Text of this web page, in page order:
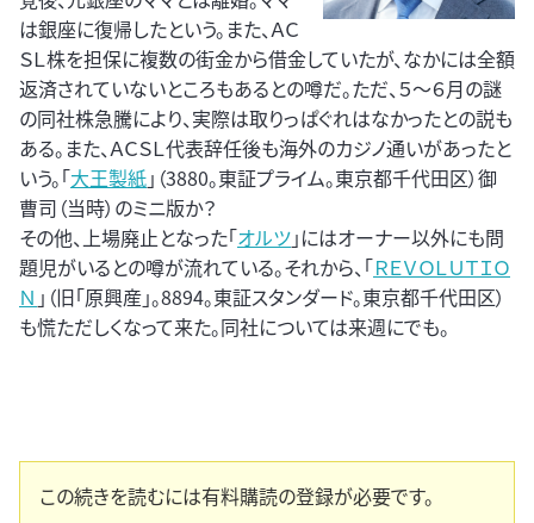
は銀座に復帰したという。また、ＡＣ
ＳＬ株を担保に複数の街金から借金していたが、なかには全額
返済されていないところもあるとの噂だ。ただ、５～６月の謎
の同社株急騰により、実際は取りっぱぐれはなかったとの説も
ある。また、ＡＣＳＬ代表辞任後も海外のカジノ通いがあったと
いう。「大王製紙」（3880。東証プライム。東京都千代田区）御
曹司（当時）のミニ版か？
その他、上場廃止となった「オルツ」にはオーナー以外にも問
題児がいるとの噂が流れている。それから、「ＲＥＶＯＬＵＴＩＯ
Ｎ 」（旧「原興産」。8894。東証スタンダード。東京都千代田区）
も慌ただしくなって来た。同社については来週にでも。
この続きを読むには有料購読の登録が必要です。